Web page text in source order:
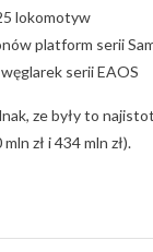
lokomotyw
platform serii
serii EAOS
ze były to
zł i 434 mln zł).